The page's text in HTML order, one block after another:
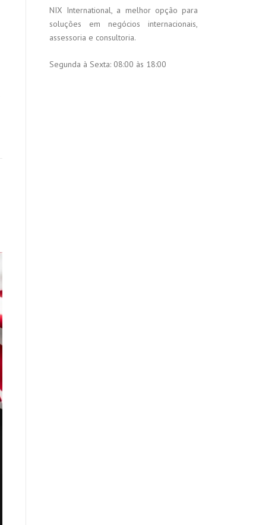
NIX International, a melhor opção para
soluções em negócios internacionais,
assessoria e consultoria.
Segunda à Sexta: 08:00 às 18:00